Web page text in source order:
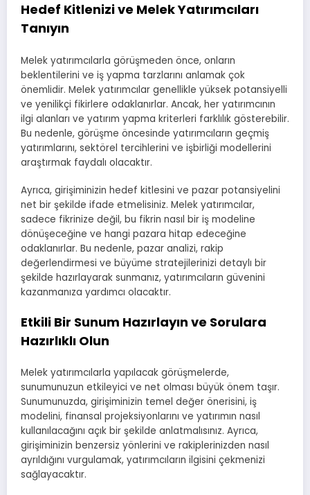
Hedef Kitlenizi ve Melek Yatırımcıları
Tanıyın
Melek yatırımcılarla görüşmeden önce, onların
beklentilerini ve iş yapma tarzlarını anlamak çok
önemlidir. Melek yatırımcılar genellikle yüksek potansiyelli
ve yenilikçi fikirlere odaklanırlar. Ancak, her yatırımcının
ilgi alanları ve yatırım yapma kriterleri farklılık gösterebilir.
Bu nedenle, görüşme öncesinde yatırımcıların geçmiş
yatırımlarını, sektörel tercihlerini ve işbirliği modellerini
araştırmak faydalı olacaktır.
Ayrıca, girişiminizin hedef kitlesini ve pazar potansiyelini
net bir şekilde ifade etmelisiniz. Melek yatırımcılar,
sadece fikrinize değil, bu fikrin nasıl bir iş modeline
dönüşeceğine ve hangi pazara hitap edeceğine
odaklanırlar. Bu nedenle, pazar analizi, rakip
değerlendirmesi ve büyüme stratejilerinizi detaylı bir
şekilde hazırlayarak sunmanız, yatırımcıların güvenini
kazanmanıza yardımcı olacaktır.
Etkili Bir Sunum Hazırlayın ve Sorulara
Hazırlıklı Olun
Melek yatırımcılarla yapılacak görüşmelerde,
sunumunuzun etkileyici ve net olması büyük önem taşır.
Sunumunuzda, girişiminizin temel değer önerisini, iş
modelini, finansal projeksiyonlarını ve yatırımın nasıl
kullanılacağını açık bir şekilde anlatmalısınız. Ayrıca,
girişiminizin benzersiz yönlerini ve rakiplerinizden nasıl
ayrıldığını vurgulamak, yatırımcıların ilgisini çekmenizi
sağlayacaktır.